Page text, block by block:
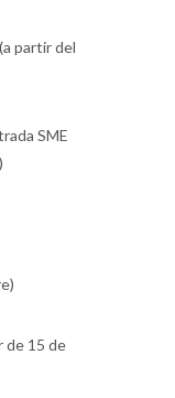
partir del
SME
de 15 de